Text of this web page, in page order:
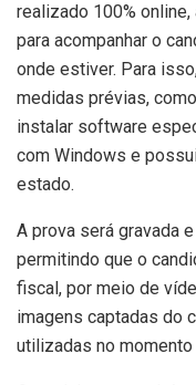
realizado 100%
para acompanhar o
onde estiver. Para
medidas prévias,
instalar software
com Windows e
estado.
A prova será gravada
permitindo que o
fiscal, por meio de
imagens captadas do
utilizadas no momento